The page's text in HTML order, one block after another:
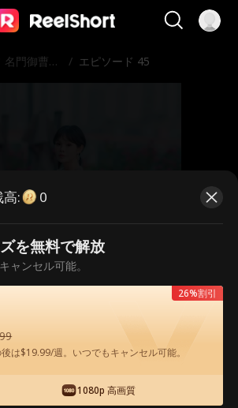
名門御曹司
/ エピソード 45
のエピソードです。視
には解放が必要です。
60今すぐ解放
アプリ内で無料視聴可能
高: 0
を無料で解放
ャンセル可能。
は$19.99/週。いつでもキャンセル可能。
1080p 高画質
26%割引